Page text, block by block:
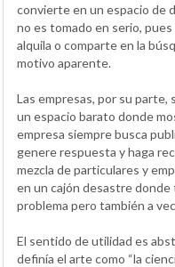
convierte en un espacio de
no es tomado en serio, pues
alquila o comparte en la
motivo aparente.
Las empresas, por su
un espacio barato donde
empresa siempre busca
genere respuesta y haga
mezcla de particulares y
en un cajón desastre
problema pero también a
El sentido de utilidad es
definía el arte como “la